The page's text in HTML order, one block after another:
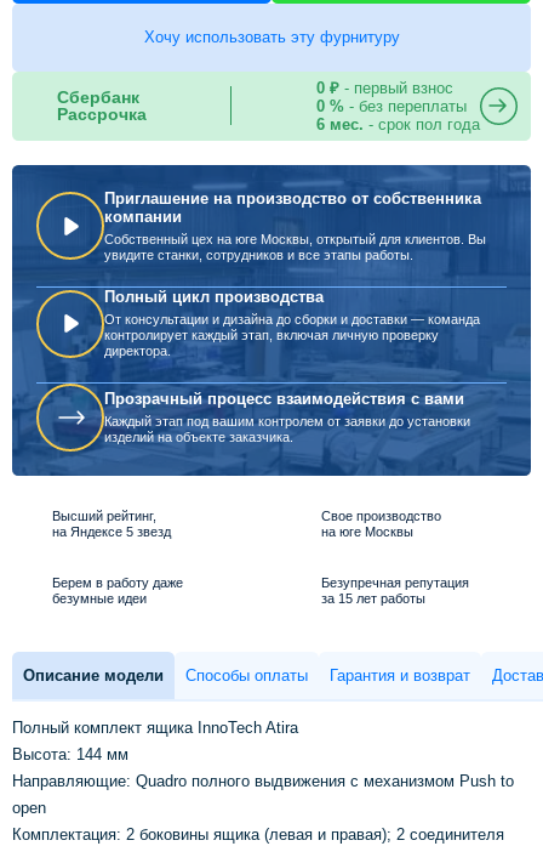
Хочу использовать эту фурнитуру
Сбербанк
Рассрочка
0 ₽- первый взнос
0 %- без переплаты
6 мес. - срок пол года
Приглашение на производство от собственника
компании
Собственный цех на юге Москвы, открытый для клиентов. Вы
увидите станки, сотрудников и все этапы работы.
Полный цикл производства
От консультации и дизайна до сборки и доставки — команда
контролирует каждый этап, включая личную проверку
директора.
Прозрачный процесс взаимодействия с вами
Каждый этап под вашим контролем от заявки до установки
изделий на объекте заказчика.
Высший рейтинг,
на Яндексе 5 звезд
Свое производство
на юге Москвы
Берем в работу даже
безумные идеи
Безупречная репутация
за 15 лет работы
Описание модели Способы оплаты Гарантия и возврат
Полный комплект ящика InnoTech Atira
Высота: 144 мм
Направляющие: Quadro полного выдвижения с механизмом Push to
open
Комплектация: 2 боковины ящика (левая и правая); 2 соединителя